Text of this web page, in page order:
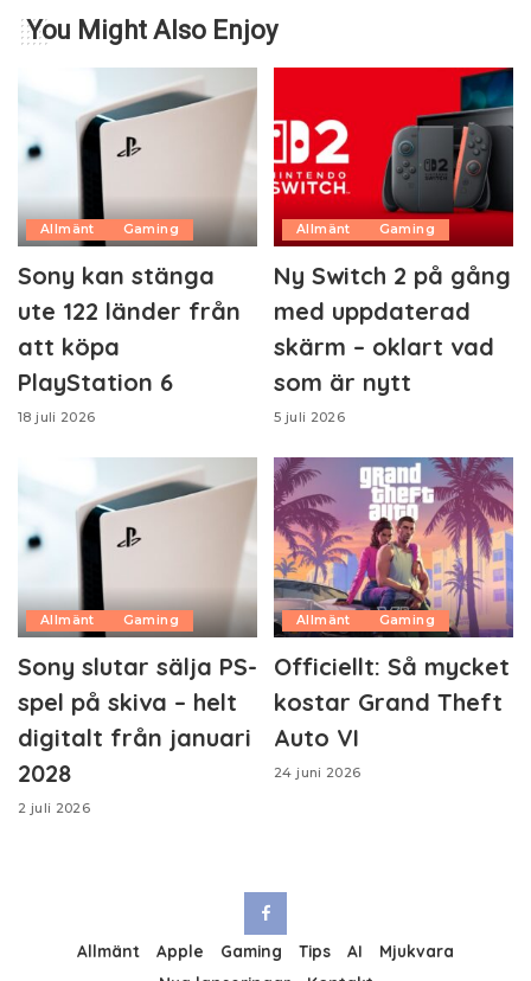
You Might Also Enjoy
Allmänt Gaming
Sony kan stänga
ute 122 länder från
att köpa
PlayStation 6
18 juli 2026
Allmänt Gaming
Ny Switch 2 på gång
med uppdaterad
skärm – oklart vad
som är nytt
5 juli 2026
Allmänt Gaming
Sony slutar sälja PS-
spel på skiva – helt
digitalt från januari
2028
2 juli 2026
Allmänt Gaming
Officiellt: Så mycket
kostar Grand Theft
Auto VI
24 juni 2026
Allmänt Apple Gaming Tips AI
Mjukvara